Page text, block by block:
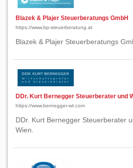
Blazek & Plajer Steuerberatungs GmbH
https://www.bp-steuerberatung.at
Blazek & Plajer Steuerberatungs
DDr. Kurt Bernegger Steuerberater und
https://www.bernegger-wt.com
DDr. Kurt Bernegger Steuerberater
Wien.